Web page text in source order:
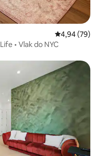
Priemerné
4,94 (79)
• Vlak do NYC